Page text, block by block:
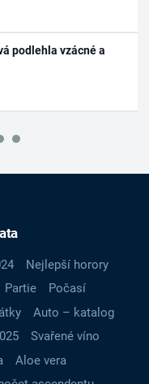
podlehla vzácné a
Nejlepší horory
Partie
Počasí
Auto – katalog
Svařené víno
Aloe vera